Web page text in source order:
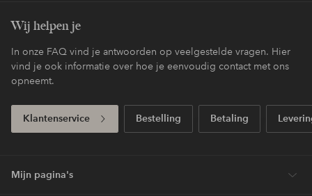
Wij helpen je
In onze FAQ vind je antwoorden op veelgestelde vragen. Hier
vind je ook informatie over hoe je eenvoudig contact met ons
opneemt.
Klantenservice Bestelling Betaling
Mijn pagina's